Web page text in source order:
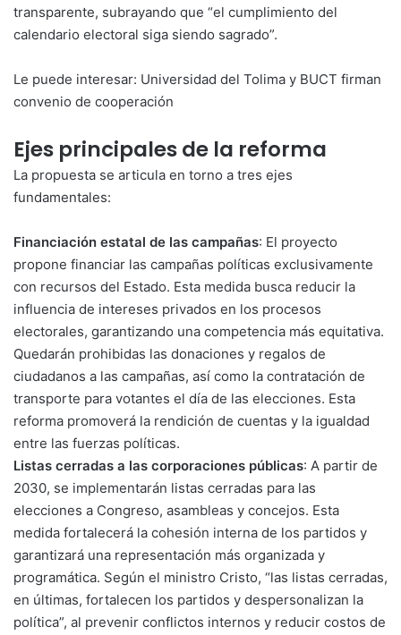
transparente, subrayando que “el cumplimiento del
calendario electoral siga siendo sagrado”.
Le puede interesar: Universidad del Tolima y BUCT firman
convenio de cooperación
Ejes principales de la reforma
La propuesta se articula en torno a tres ejes
fundamentales:
Financiación estatal de las campañas: El proyecto
propone financiar las campañas políticas exclusivamente
con recursos del Estado. Esta medida busca reducir la
influencia de intereses privados en los procesos
electorales, garantizando una competencia más equitativa.
Quedarán prohibidas las donaciones y regalos de
ciudadanos a las campañas, así como la contratación de
transporte para votantes el día de las elecciones. Esta
reforma promoverá la rendición de cuentas y la igualdad
entre las fuerzas políticas.
Listas cerradas a las corporaciones públicas: A partir de
2030, se implementarán listas cerradas para las
elecciones a Congreso, asambleas y concejos. Esta
medida fortalecerá la cohesión interna de los partidos y
garantizará una representación más organizada y
programática. Según el ministro Cristo, “las listas cerradas,
en últimas, fortalecen los partidos y despersonalizan la
política”, al prevenir conflictos internos y reducir costos de